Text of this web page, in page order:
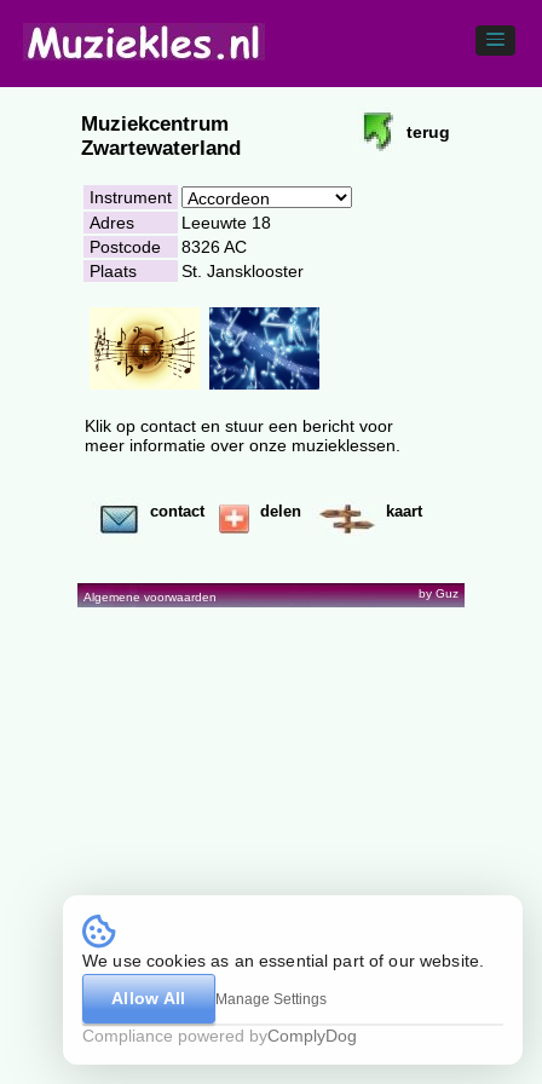
Muziekcentrum
Zwartewaterland
terug
Instrument
Adres
Leeuwte 18
Postcode
8326 AC
Plaats
St. Jansklooster
Klik op contact en stuur een bericht voor
meer informatie over onze muzieklessen.
contact delen kaart
Algemene voorwaarden by Guz
We use cookies as an essential part of our website.
Allow All
Manage Settings
Compliance powered byComplyDog